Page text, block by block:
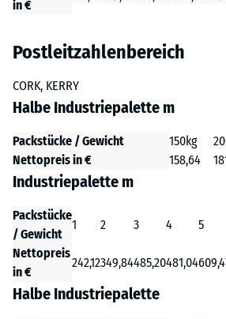
in €
Postleitzahlenbereich
CORK, KERRY
Halbe Industriepalette m
Packstücke / Gewicht 150kg
Nettopreis in €
158,64
Industriepalette m
Packstücke
/ Gewicht
1 2 3 4 5
Nettopreis
in €
242,12349,84485,20481,04
Halbe Industriepalette